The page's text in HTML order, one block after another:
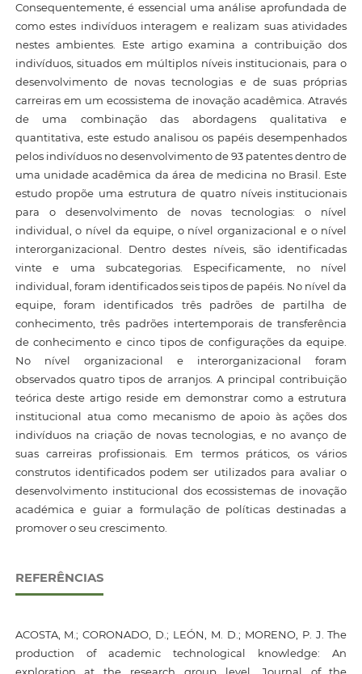
Consequentemente, é essencial uma análise aprofundada de
como estes indivíduos interagem e realizam suas atividades
nestes ambientes. Este artigo examina a contribuição dos
indivíduos, situados em múltiplos níveis institucionais, para o
desenvolvimento de novas tecnologias e de suas próprias
carreiras em um ecossistema de inovação acadêmica. Através
de uma combinação das abordagens qualitativa e
quantitativa, este estudo analisou os papéis desempenhados
pelos indivíduos no desenvolvimento de 93 patentes dentro de
uma unidade acadêmica da área de medicina no Brasil. Este
estudo propõe uma estrutura de quatro níveis institucionais
para o desenvolvimento de novas tecnologias: o nível
individual, o nível da equipe, o nível organizacional e o nível
interorganizacional. Dentro destes níveis, são identificadas
vinte e uma subcategorias. Especificamente, no nível
individual, foram identificados seis tipos de papéis. No nível da
equipe, foram identificados três padrões de partilha de
conhecimento, três padrões intertemporais de transferência
de conhecimento e cinco tipos de configurações da equipe.
No nível organizacional e interorganizacional foram
observados quatro tipos de arranjos. A principal contribuição
teórica deste artigo reside em demonstrar como a estrutura
institucional atua como mecanismo de apoio às ações dos
indivíduos na criação de novas tecnologias, e no avanço de
suas carreiras profissionais. Em termos práticos, os vários
construtos identificados podem ser utilizados para avaliar o
desenvolvimento institucional dos ecossistemas de inovação
académica e guiar a formulação de políticas destinadas a
promover o seu crescimento.
REFERÊNCIAS
ACOSTA, M.; CORONADO, D.; LEÓN, M. D.; MORENO, P. J. The
production of academic technological knowledge: An